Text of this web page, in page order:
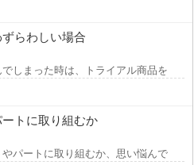
らわしい場合
しまった時は、トライアル商品を使用
トに取り組むか
パートに取り組むか、思い悩んでいる